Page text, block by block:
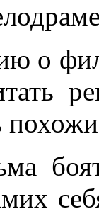
о